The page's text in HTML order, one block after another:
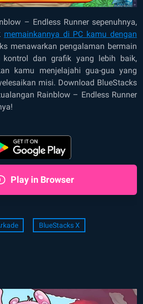
– Endless Runner sepenuhnya,
memainkannya di PC kamu dengan
menawarkan pengalaman bermain
kontrol dan grafik yang lebih baik,
kamu menjelajahi gua-gua yang
misi. Download BlueStacks
Rainblow – Endless Runner
Play in Browser
BlueStacks X